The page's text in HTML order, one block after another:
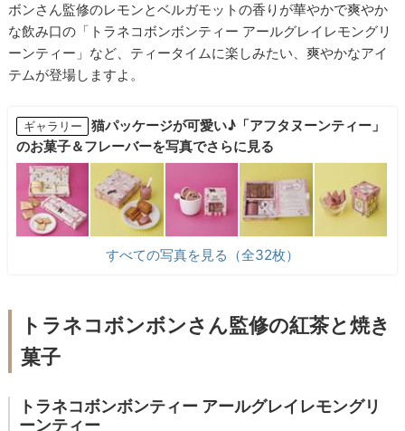
ボンさん監修のレモンとベルガモットの香りが華やかで爽やか
な飲み口の「トラネコボンボンティー アールグレイレモングリ
ーンティー」など、ティータイムに楽しみたい、爽やかなアイ
テムが登場しますよ。
ギャラリー
猫パッケージが可愛い♪「アフタヌーンティー」
のお菓子＆フレーバーを写真でさらに見る
すべての写真を見る（全32枚）
トラネコボンボンさん監修の紅茶と焼き
菓子
トラネコボンボンティー アールグレイレモングリ
ーンティー